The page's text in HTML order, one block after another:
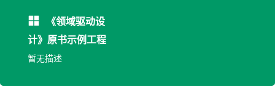
《领域驱动设
计》原书示例工程
暂无描述